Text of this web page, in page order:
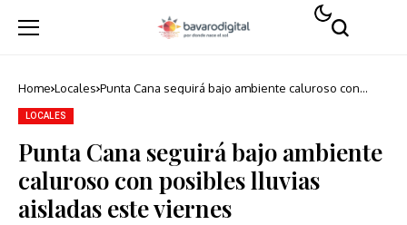
Home Locales Punta Cana seguirá bajo ambiente caluroso con
LOCALES
Punta Cana seguirá bajo ambiente
caluroso con posibles lluvias
aisladas este viernes